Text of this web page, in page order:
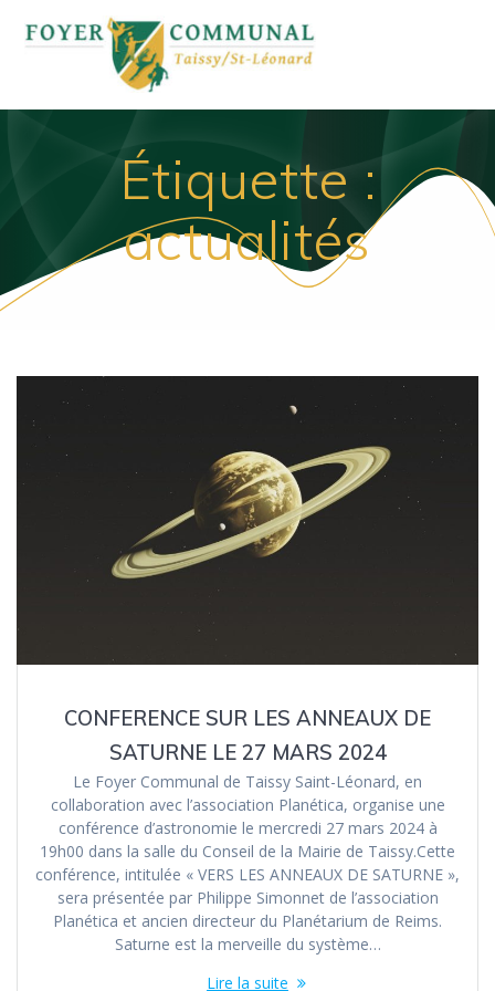
au
contenu
Étiquette :
actualités
CONFERENCE SUR LES ANNEAUX DE
SATURNE LE 27 MARS 2024
Le Foyer Communal de Taissy Saint-Léonard, en
collaboration avec l’association Planética, organise une
conférence d’astronomie le mercredi 27 mars 2024 à
19h00 dans la salle du Conseil de la Mairie de Taissy.Cette
conférence, intitulée « VERS LES ANNEAUX DE SATURNE »,
sera présentée par Philippe Simonnet de l’association
Planética et ancien directeur du Planétarium de Reims.
Saturne est la merveille du système…
Lire la suite